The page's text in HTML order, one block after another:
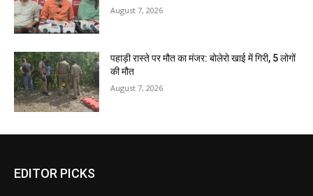
August 7, 2026
पहाड़ी रास्ते पर मौत का मंजर: बोलेरो खाई में गिरी, 5 लोगों
की मौत
August 7, 2026
EDITOR PICKS